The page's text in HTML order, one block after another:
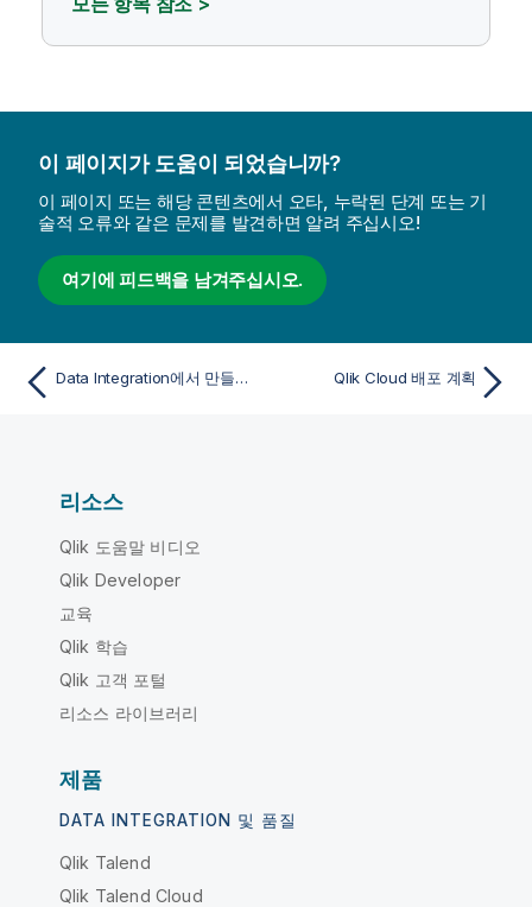
이 페이지가 도움이 되었습니까?
이 페이지 또는 해당 콘텐츠에서 오타, 누락된 단계 또는 기
술적 오류와 같은 문제를 발견하면 알려 주십시오!
여기에 피드백을 남겨주십시오.
Data Integration에서 만들어진 데이터 집합을 사용하여 분석 앱 만들기 Qlik Cloud 배포 계획
리소스
Qlik 도움말 비디오
Qlik Developer
교육
Qlik 학습
Qlik 고객 포털
리소스 라이브러리
제품
DATA INTEGRATION 및 품질
Qlik Talend
Qlik Talend Cloud